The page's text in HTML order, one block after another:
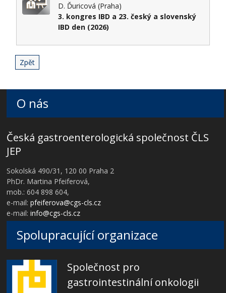
D. Ďuricová (Praha)
3. kongres IBD a 23. český a slovenský
IBD den (2026)
Zpět
O nás
Česká gastroenterologická společnost ČLS
JEP
Sokolská 490/31, 120 00 Praha 2
PhDr. Martina Pfeiferová,
mob.: 604 898 604,
e-mail:pfeiferova@cgs-cls.cz
e-mail:info@cgs-cls.cz
Spolupracující organizace
Společnost pro
gastrointestinální onkologii